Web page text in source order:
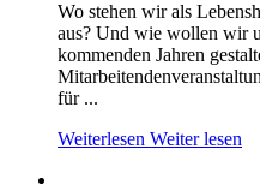
Wo stehen wir als
aus? Und wie wollen wir
kommenden Jahren
für ...
Weiterlesen Weiter lesen